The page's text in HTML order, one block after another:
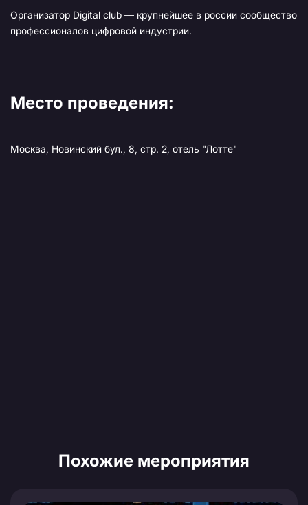
Организатор Digital club — крупнейшее в россии сообщество
профессионалов цифровой индустрии.
Место проведения:
Москва, Новинский бул., 8, стр. 2, отель "Лотте"
Похожие мероприятия